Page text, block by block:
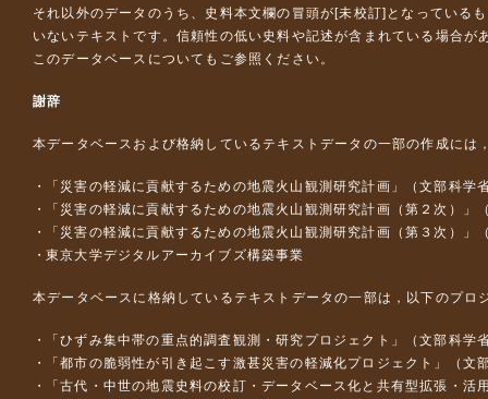
それ以外のデータのうち、史料本文欄の冒頭が[未校訂]となっている
いないテキストです。信頼性の低い史料や記述が含まれている場合が
このデータベースについて もご参照ください。
謝辞
本データベースおよび格納しているテキストデータの一部の作成には
「災害の軽減に貢献するための地震火山観測研究計画」（文部科学
「災害の軽減に貢献するための地震火山観測研究計画（第２次）」
「災害の軽減に貢献するための地震火山観測研究計画（第３次）」
東京大学デジタルアーカイブズ構築事業
本データベースに格納しているテキストデータの一部は，以下のプロ
「ひずみ集中帯の重点的調査観測・研究プロジェクト」（文部科
「都市の脆弱性が引き起こす激甚災害の軽減化プロジェクト」（
「古代・中世の地震史料の校訂・データベース化と共有型拡張・